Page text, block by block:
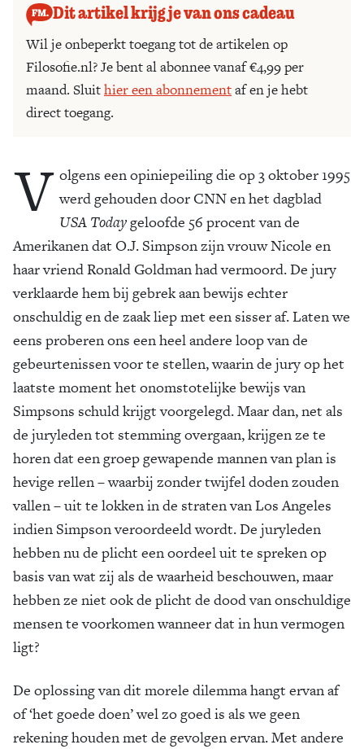
Dit artikel krijg je van ons cadeau
Wil je onbeperkt toegang tot de artikelen op
Filosofie.nl? Je bent al abonnee vanaf €4,99 per
maand. Sluithier een abonnementaf en je hebt
direct toegang.
V olgens een opiniepeiling die op 3 oktober 1995
werd gehouden door CNN en het dagblad
USA Todaygeloofde 56 procent van de
Amerikanen dat O.J. Simpson zijn vrouw Nicole en
haar vriend Ronald Goldman had vermoord. De jury
verklaarde hem bij gebrek aan bewijs echter
onschuldig en de zaak liep met een sisser af. Laten we
eens proberen ons een heel andere loop van de
gebeurtenissen voor te stellen, waarin de jury op het
laatste moment het onomstotelijke bewijs van
Simpsons schuld krijgt voorgelegd. Maar dan, net als
de juryleden tot stemming overgaan, krijgen ze te
horen dat een groep gewapende mannen van plan is
hevige rellen – waarbij zonder twijfel doden zouden
vallen – uit te lokken in de straten van Los Angeles
indien Simpson veroordeeld wordt. De juryleden
hebben nu de plicht een oordeel uit te spreken op
basis van wat zij als de waarheid beschouwen, maar
hebben ze niet ook de plicht de dood van onschuldige
mensen te voorkomen wanneer dat in hun vermogen
ligt?
De oplossing van dit morele dilemma hangt ervan af
of ‘het goede doen’ wel zo goed is als we geen
rekening houden met de gevolgen ervan. Met andere